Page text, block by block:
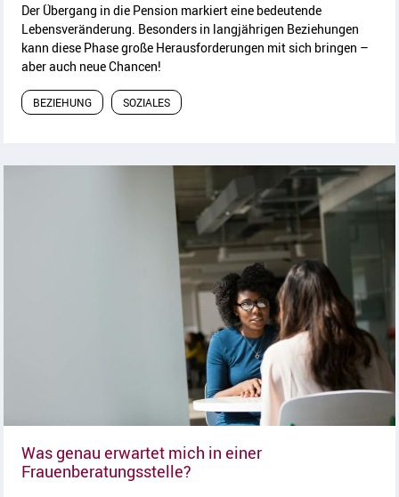
Der Übergang in die Pension markiert eine bedeutende
Lebensveränderung. Besonders in langjährigen Beziehungen
kann diese Phase große Herausforderungen mit sich bringen –
aber auch neue Chancen!
BEZIEHUNG SOZIALES
Was genau erwartet mich in einer
Frauenberatungsstelle?